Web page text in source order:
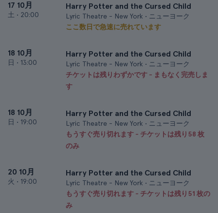
17 10月
土 • 20:00
Harry Potter and the Cursed Child
Lyric Theatre - New York • ニューヨーク
ここ数日で急速に売れています
18 10月
日 • 13:00
Harry Potter and the Cursed Child
Lyric Theatre - New York • ニューヨーク
チケットは残りわずかです - まもなく完売しま
す
18 10月
日 • 19:00
Harry Potter and the Cursed Child
Lyric Theatre - New York • ニューヨーク
もうすぐ売り切れます - チケットは残り58 枚
のみ
20 10月
火 • 19:00
Harry Potter and the Cursed Child
Lyric Theatre - New York • ニューヨーク
もうすぐ売り切れます - チケットは残り51 枚の
み